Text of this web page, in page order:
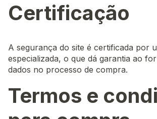
Certificação
A segurança do site é certificada por
especializada, o que dá garantia ao
dados no processo de compra.
Termos e